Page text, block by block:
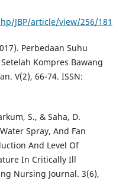
JBP/article/view/256/181
Perbedaan Suhu
Kompres Bawang
V(2), 66-74. ISSN:
S., & Saha, D.
Spray, And Fan
And Level Of
In Critically Ill
Nursing Journal. 3(6),